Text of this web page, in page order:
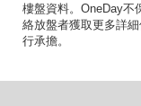
樓盤資料。OneDay不
絡放盤者獲取更多詳
行承擔。